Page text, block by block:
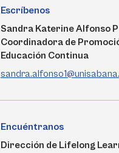
Escríbenos
Sandra Katerine Alfonso
Coordinadora de
Educación Continua
Encuéntranos
Dirección de Lifelong